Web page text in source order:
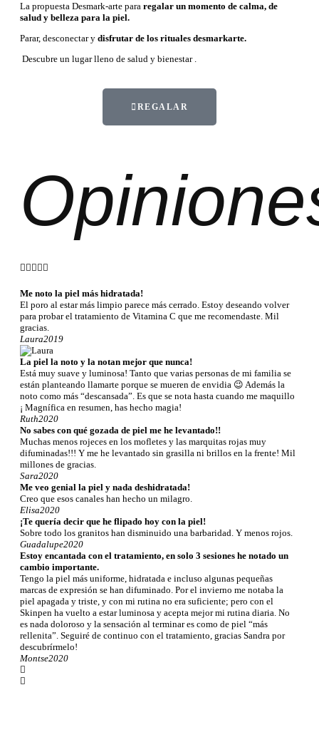
La propuesta Desmark-arte para regalar un momento de calma, de
salud y belleza para la piel.
Parar, desconectar y disfrutar de los rituales desmarkarte.
Descubre un lugar lleno de salud y bienestar .
REGALAR
    
Me noto la piel más hidratada!
El poro al estar más limpio parece más cerrado. Estoy deseando volver
para probar el tratamiento de Vitamina C que me recomendaste. Mil
gracias.
Laura2019
La piel la noto y la notan mejor que nunca!
Está muy suave y luminosa! Tanto que varias personas de mi familia se
están planteando llamarte porque se mueren de envidia 😉 Además la
noto como más “descansada”. Es que se nota hasta cuando me maquillo
¡ Magnífica en resumen, has hecho magia!
Ruth2020
No sabes con qué gozada de piel me he levantado!!
Muchas menos rojeces en los mofletes y las marquitas rojas muy
difuminadas!!! Y me he levantado sin grasilla ni brillos en la frente! Mil
millones de gracias.
Sara2020
Me veo genial la piel y nada deshidratada!
Creo que esos canales han hecho un milagro.
Elisa2020
¡Te quería decir que he flipado hoy con la piel!
Sobre todo los granitos han disminuido una barbaridad. Y menos rojos.
Guadalupe2020
Estoy encantada con el tratamiento, en solo 3 sesiones he notado un
cambio importante.
Tengo la piel más uniforme, hidratada e incluso algunas pequeñas
marcas de expresión se han difuminado. Por el invierno me notaba la
piel apagada y triste, y con mi rutina no era suficiente; pero con el
Skinpen ha vuelto a estar luminosa y acepta mejor mi rutina diaria. No
es nada doloroso y la sensación al terminar es como de piel “más
rellenita”. Seguiré de continuo con el tratamiento, gracias Sandra por
descubrírmelo!
Montse2020